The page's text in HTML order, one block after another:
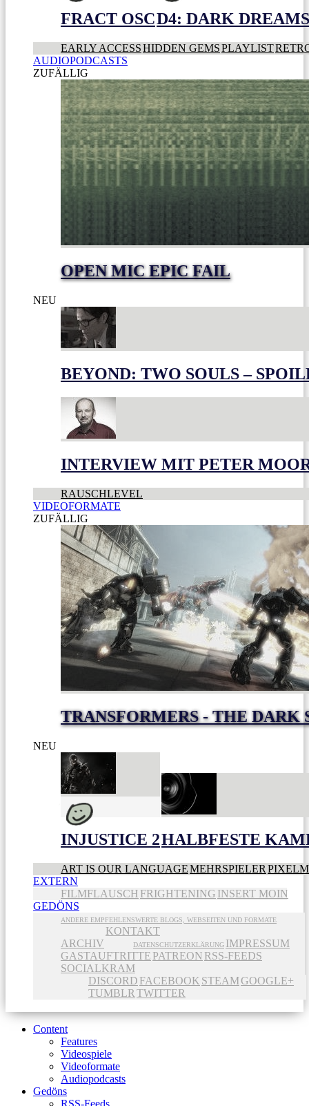
FRACT OSCD4: DARK
EARLY ACCESSHIDDEN GEMSPLAYLIST
AUDIOPODCASTS
ZUFÄLLIG
OPEN MIC EPIC FAIL
NEU
BEYOND: TWO SOULS –
INTERVIEW MIT PETER
RAUSCHLEVEL
VIDEOFORMATE
ZUFÄLLIG
TRANSFORMERS - THE DARK
NEU
INJUSTICE 2HALBFESTE
ART IS OUR LANGUAGEMEHRSPIELER
EXTERN
FILMFLAUSCH FRIGHTENING INSERT MOIN
GEDÖNS
ANDERE EMPFEHLENSWERTE BLOGS, WEBSEITEN UND FORMATE
ARCHIV
KONTAKT
DATENSCHUTZERKLÄRUNG IMPRESSUM
GASTAUFTRITTE PATREON RSS-FEEDS
SOCIALKRAM
DISCORD FACEBOOK STEAMGOOGLE+
TUMBLR TWITTER
Content
Features
Videospiele
Videoformate
Audiopodcasts
Gedöns